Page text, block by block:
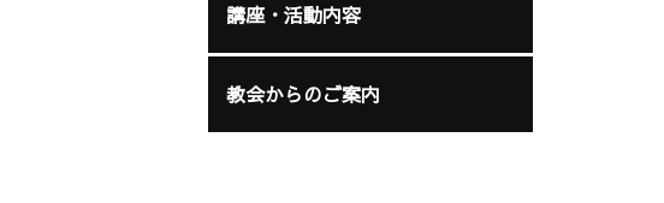
講座・活動内容
教会からのご案内